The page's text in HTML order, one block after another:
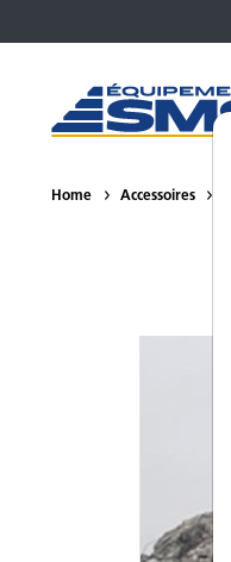
Home Accessoires